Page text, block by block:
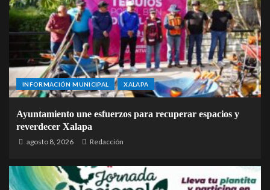
INFORMACIÓN MUNICIPAL XALAPA
Ayuntamiento une esfuerzos para recuperar espacios y
reverdecer Xalapa
agosto 8, 2026 Redacción